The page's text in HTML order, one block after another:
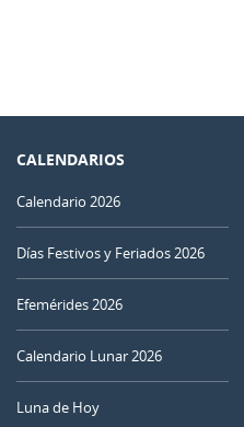
CALENDARIOS
Calendario 2026
Días Festivos y Feriados 2026
Efemérides 2026
Calendario Lunar 2026
Luna de Hoy